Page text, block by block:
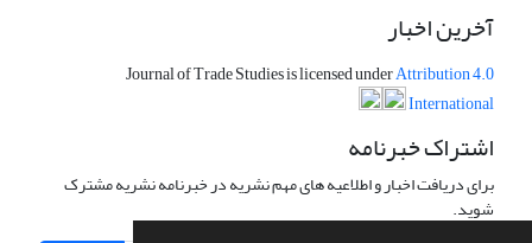
آخرین اخبار
Journal of Trade Studies is licensed underAttribution 4.0
International
اشتراک خبرنامه
برای دریافت اخبار و اطلاعیه های مهم نشریه در خبرنامه نشریه مشترک
شوید.